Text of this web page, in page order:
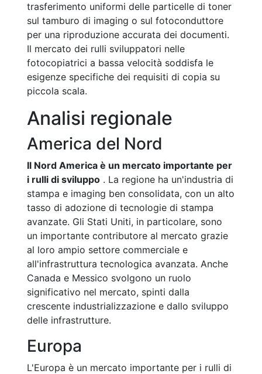
trasferimento uniformi delle particelle di toner
sul tamburo di imaging o sul fotoconduttore
per una riproduzione accurata dei documenti.
Il mercato dei rulli sviluppatori nelle
fotocopiatrici a bassa velocità soddisfa le
esigenze specifiche dei requisiti di copia su
piccola scala.
Analisi regionale
America del Nord
Il Nord America è un mercato importante per
i rulli di sviluppo . La regione ha un'industria di
stampa e imaging ben consolidata, con un alto
tasso di adozione di tecnologie di stampa
avanzate. Gli Stati Uniti, in particolare, sono
un importante contributore al mercato grazie
al loro ampio settore commerciale e
all'infrastruttura tecnologica avanzata. Anche
Canada e Messico svolgono un ruolo
significativo nel mercato, spinti dalla
crescente industrializzazione e dallo sviluppo
delle infrastrutture.
Europa
L'Europa è un mercato importante per i rulli di